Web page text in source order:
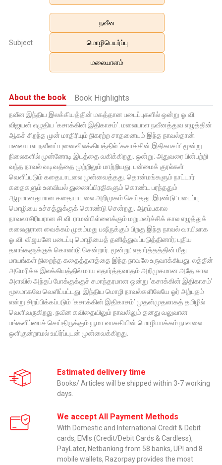
Subject
நவீன
மொழிபெயர்ப்பு
மலையாளம்
About the book Book Highlights
நவீன இந்திய இலக்கியத்தின் மகத்தான படைப்புகளில் ஒன்று ஓ.வி.
விஜயன் எழுதிய ‘கசாக்கின் இதிகாசம்’. மலையாள நவீனத்துவ எழுத்தின்
ஆகச் சிறந்த முன் மாதிரியும் நிகரற்ற சாதனையும் இந்த நாவல்தான்.
மலையாள நவீனப் புனைவிலக்கியத்தில் ‘கசாக்கின் இதிகாசம்’ மூன்று
நிலைகளில் முன்னோடி இடத்தை வகிக்கிறது. ஒன்று: அதுவரை பின்பற்றி
வந்த நாவல் வடிவத்தை முற்றிலும் மாற்றியது. பன்மைக் குரல்கள்
வெளிப்படும் கதையாடலை முன்வைத்தது. தொன்மங்களும் நாட்டார்
கதைகளும் உளவியல் துணைப்பிரதிகளும் கொண்ட பரந்ததும்
ஆழமானதுமான கதையாடலை அறிமுகம் செய்தது. இரண்டு: படைப்பு
மொழியை உச்சத்துக்குக் கொண்டு சென்றது. ஆரம்பகால
நாவலாசிரியரான சி.வி. ராமன்பிள்ளைக்கும் மறுமலர்ச்சிக் கால எழுத்துக்
கலைஞரான வைக்கம் முகம்மது பஷீருக்கும் பிறகு இந்த நாவல் வாயிலாக
ஓ.வி. விஜயனே படைப்பு மொழியைத் தனித்துவப்படுத்தினார்; புதிய
தளங்களுக்குக் கொண்டு சென்றார். மூன்று: எதார்த்தத்தின் மீது
மாயங்கள் நிறைந்த கதைத்தளத்தை இந்த நாவலே உருவாக்கியது. லத்தீன்
அமெரிக்க இலக்கியத்தில் மாய எதார்த்தவாதம் அறிமுகமான அதே கால
அளவில் அந்தப் போக்குக்குச் சமாந்தரமான ஒன்று ‘கசாக்கின் இதிகாசம்’
மூலமாகவே வெளிப்பட்டது. இந்திய மொழி நாவல்களிலேயே ஓர் அற்புதம்
என்று சிறப்பிக்கப்படும் ‘கசாக்கின் இதிகாசம்’ முதன்முதலாகத் தமிழில்
வெளிவருகிறது. நவீன கவிதையிலும் நாவலிலும் தனது வலுவான
பங்களிப்பைச் செய்திருக்கும் யூமா வாசுகியின் மொழியாக்கம் நாவலை
ஒளிகுன்றாமல் உயிர்ப்புடன் முன்வைக்கிறது.
Estimated delivery time
Books/ Articles will be shipped within 3-7 working
days.
We accept All Payment Methods
With Domestic and International Credit & Debit
cards, EMIs (Credit/Debit Cards & Cardless),
PayLater, Netbanking from 58 banks, UPI and 8
mobile wallets, Razorpay provides the most